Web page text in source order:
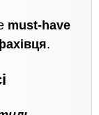
must-have
.